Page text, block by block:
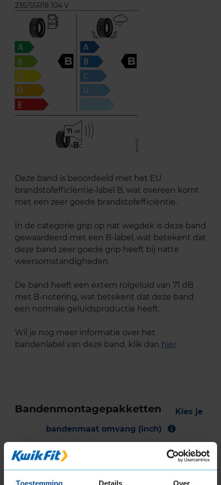
Toestemming Details Over
235/55R18 104 V
B B
71
ABC
Deze band is beoordeeld met het EU
brandstofefficiëntie-label B, wat overeen komt
met een zeer goede brandstofefficiëntie.
In de categorie grip op nat wegdek is deze band
gewaardeerd met een B-label, wat betekent dat
deze band zeer goede grip heeft bij natte
weersomstandigheden.
De band heeft een extern rolgeluid van 71 dB
met B-notering, wat betekent dat deze band
een normale geluidsproductie heeft.
Wil je nog meer informatie over het
bandenlabel van deze band, klik dan hier
Bandenmontagepakketten
Kies je
bandenmaat omvang (inch)